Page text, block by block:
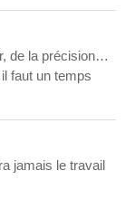
de la précision…
faut un temps
jamais le travail